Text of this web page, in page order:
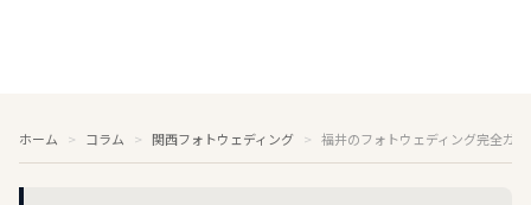
ホーム コラム 関西フォトウェディング 福井のフォトウェディング完全ガ